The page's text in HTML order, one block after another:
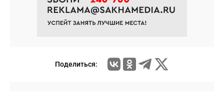
Поделиться: